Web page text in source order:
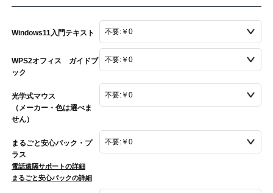
Windows11入門テキスト
WPS2オフィス ガイドブ
ック
光学式マウス
（メーカー・色は選べま
せん）
まるごと安心パック・プ
ラス
電話遠隔サポートの詳細
まるごと安心パックの詳細